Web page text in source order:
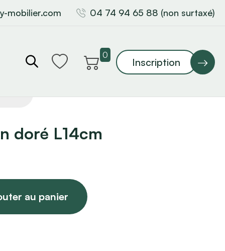
mobilier.com 04 74 94 65 88 (non surtaxé)
0
Inscription
doré L14cm
au panier